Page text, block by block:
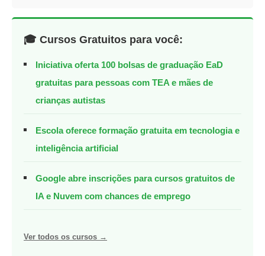
🎓 Cursos Gratuitos para você:
Iniciativa oferta 100 bolsas de graduação EaD
gratuitas para pessoas com TEA e mães de
crianças autistas
Escola oferece formação gratuita em tecnologia e
inteligência artificial
Google abre inscrições para cursos gratuitos de
IA e Nuvem com chances de emprego
Ver todos os cursos →